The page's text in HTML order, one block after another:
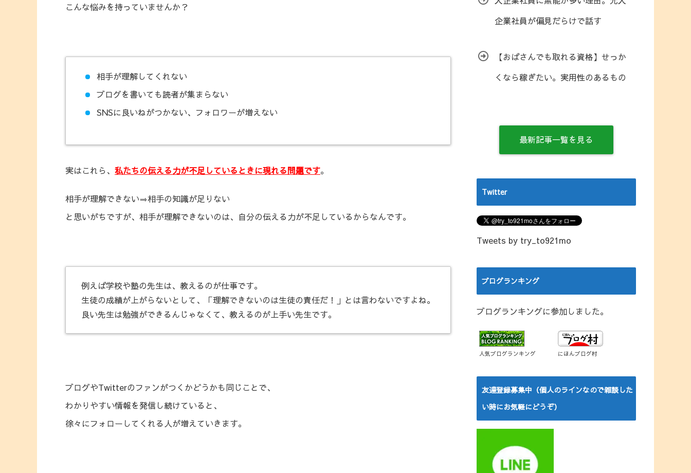
こんな悩みを持っていませんか？
相手が理解してくれない
ブログを書いても読者が集まらない
SNSに良いねがつかない、フォロワーが増えない
実はこれら、 私たちの伝える力が不足しているときに現れる問題です。
相手が理解できない⇒相手の知識が足りない
と思いがちですが、相手が理解できないのは、自分の伝える力が不足しているからなんです。
例えば学校や塾の先生は、教えるのが仕事です。
生徒の成績が上がらないとして、「理解できないのは生徒の責任だ！」とは言わないですよね。
良い先生は勉強ができるんじゃなくて、教えるのが上手い先生です。
ブログやTwitterのファンがつくかどうかも同じことで、
わかりやすい情報を発信し続けていると、
徐々にフォローしてくれる人が増えていきます。
企業社員が偏見だらけで話す
【おばさんでも取れる資格】せっか
くなら稼ぎたい。実用性のあるもの
最新記事一覧を見る
Twitter
Tweets by try_to921mo
ブログランキング
ブログランキングに参加しました。
人気ブログランキング にほんブログ村
友達登録募集中（個人のラインなので雑談した
い時にお気軽にどうぞ）